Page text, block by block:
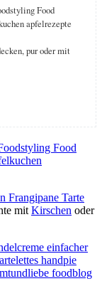
pur oder mit
Frangipane Tarte
mit Kirschen oder